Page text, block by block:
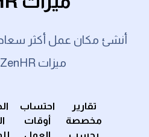
أنشئ مكان عمل أكثر
ميزات ZenHR الفريدة:
تقارير
مخصصة
بحسب
احتساب
أوقات
العمل